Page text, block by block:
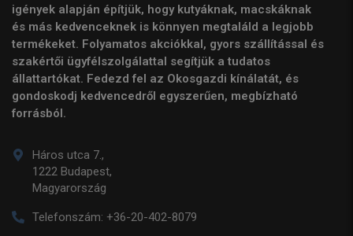
igények alapján építjük, hogy kutyáknak, macskáknak
és más kedvenceknek is könnyen megtaláld a legjobb
termékeket. Folyamatos akciókkal, gyors szállítással és
szakértői ügyfélszolgálattal segítjük a tudatos
állattartókat. Fedezd fel az Okosgazdi kínálatát, és
gondoskodj kedvencedről egyszerűen, megbízható
forrásból.
Háros utca 7.,
1222 Budapest,
Magyarország
Telefonszám: +36-20-402-8079